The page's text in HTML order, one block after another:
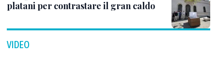
platani per contrastare il gran caldo
VIDEO